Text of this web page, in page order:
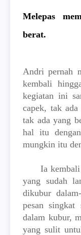
Melepas
berat.
Andri pernah
kembali
kegiatan ini
capek, tak
tak ada yang
hal itu
mungkin itu
Ia kembali
yang sudah
dikubur
pesan
dalam kubur,
yang sulit